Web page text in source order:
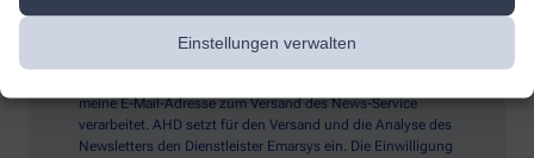
Einstellungen verwalten
Ich möchte den im Namen meiner Apotheke versandten News-
meine E-Mail-Adresse zum Versand des News-Service
verarbeitet. AHD setzt für den Versand und die Analyse des
Newsletters den Dienstleister Emarsys ein. Die Einwilligung